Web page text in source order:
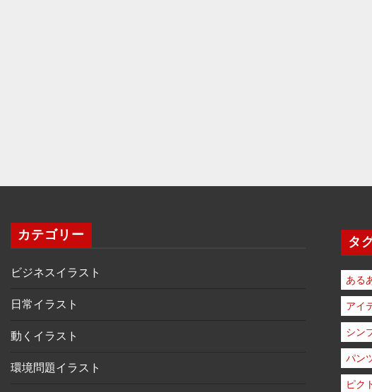
カテゴリー
ビジネスイラスト
日常イラスト
動くイラスト
環境問題イラスト
タ
ある
アイ
シン
パン
ピク